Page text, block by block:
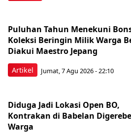
Artikel
Puluhan Tahun Menekuni
Koleksi Beringin Milik Warga
Diakui Maestro Jepang
Jumat, 7 Agu 2026 - 22:10
Diduga Jadi Lokasi Open BO,
Kontrakan di Babelan
Warga